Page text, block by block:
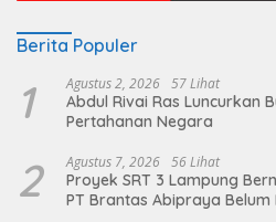
Berita Populer
1 Agustus 2, 2026 57 Lihat
Abdul Rivai Ras Luncurkan
Pertahanan Negara
2 Agustus 7, 2026 56 Lihat
Proyek SRT 3 Lampung
PT Brantas Abipraya